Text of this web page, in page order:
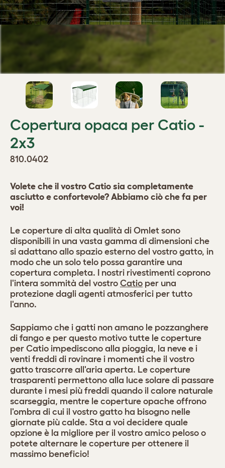
Copertura opaca per Catio -
2x3
810.0402
Volete che il vostro Catio sia completamente
asciutto e confortevole? Abbiamo ciò che fa per
voi!
Le coperture di alta qualità di Omlet sono
disponibili in una vasta gamma di dimensioni che
si adattano allo spazio esterno del vostro gatto, in
modo che un solo telo possa garantire una
copertura completa. I nostri rivestimenti coprono
l'intera sommità del vostro Catio per una
protezione dagli agenti atmosferici per tutto
l'anno.
Sappiamo che i gatti non amano le pozzanghere
di fango e per questo motivo tutte le coperture
per Catio impediscono alla pioggia, la neve e i
venti freddi di rovinare i momenti che il vostro
gatto trascorre all'aria aperta. Le coperture
trasparenti permettono alla luce solare di passare
durante i mesi più freddi quando il calore naturale
scarseggia, mentre le coperture opache offrono
l'ombra di cui il vostro gatto ha bisogno nelle
giornate più calde. Sta a voi decidere quale
opzione è la migliore per il vostro amico peloso o
potete alternare le coperture per ottenere il
massimo beneficio!